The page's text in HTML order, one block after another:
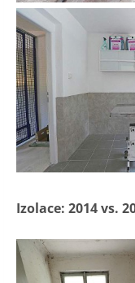
Izolace: 2014 vs.